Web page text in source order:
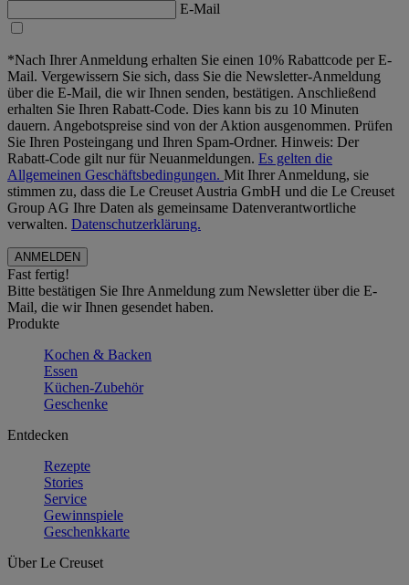
E-Mail
*Nach Ihrer Anmeldung erhalten Sie einen 10% Rabattcode per E-
Mail. Vergewissern Sie sich, dass Sie die Newsletter-Anmeldung
über die E-Mail, die wir Ihnen senden, bestätigen. Anschließend
erhalten Sie Ihren Rabatt-Code. Dies kann bis zu 10 Minuten
dauern. Angebotspreise sind von der Aktion ausgenommen. Prüfen
Sie Ihren Posteingang und Ihren Spam-Ordner. Hinweis: Der
Rabatt-Code gilt nur für Neuanmeldungen. Es gelten die
Allgemeinen Geschäftsbedingungen. Mit Ihrer Anmeldung, sie
stimmen zu, dass die Le Creuset Austria GmbH und die Le Creuset
Group AG Ihre Daten als gemeinsame Datenverantwortliche
verwalten. Datenschutzerklärung.
Fast fertig!
Bitte bestätigen Sie Ihre Anmeldung zum Newsletter über die E-
Mail, die wir Ihnen gesendet haben.
Produkte
Kochen & Backen
Essen
Küchen-Zubehör
Geschenke
Entdecken
Rezepte
Stories
Service
Gewinnspiele
Geschenkkarte
Über Le Creuset